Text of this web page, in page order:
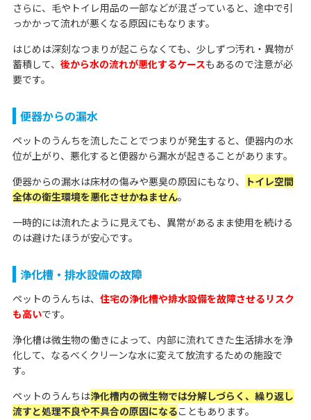
さらに、毛やトイレ用品の一部などが混ざっていると、途中で引
っかかって流れが悪くなる原因にもなります。
はじめは深刻なつまりが起こらなくても、少しずつ汚れ・異物が
蓄積して、 後から水の流れが悪化するケースもあるので注意が必
要です。
便器からの漏水
ペットのうんちを流したことでつまりが発生すると、便器内の水
位が上がり、悪化すると便器から漏水が起きることがあります。
便器からの漏水は床材の傷みや悪臭の原因にもなり、
トイレ空間
全体の衛生環境を悪化させかねません。
一時的には流れたように見えても、異常があるまま使用を続ける
のは避けたほうが安心です。
浄化槽・排水設備の故障
ペットのうんちは、 住宅の浄化槽や排水設備を故障させるリスク
も高いです。
浄化槽は微生物の働きによって、内部に流れてきた生活排水を浄
化して、なるべくクリーンな水に変えて放流するための施設で
す。
ペットのうんちは浄化槽内の微生物では分解しづらく、繰り返し
流すと処理不良や不具合の原因になることもあります。